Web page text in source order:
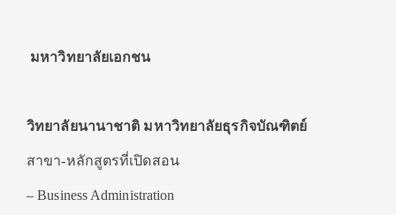
มหาวิทยาลัยเอกชน
วิทยาลัยนานาชาติ มหาวิทยาลัยธุรกิจบัณฑิตย์
สาขา-หลักสูตรที่เปิดสอน
– Business Administration